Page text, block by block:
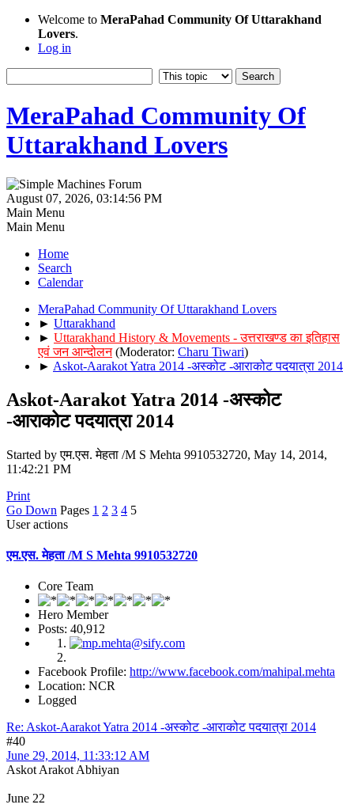
Welcome to MeraPahad Community Of Uttarakhand
Lovers.
Log in
MeraPahad Community Of
Uttarakhand Lovers
August 07, 2026, 03:14:56 PM
Main Menu
Main Menu
Home
Search
Calendar
MeraPahad Community Of Uttarakhand Lovers
► Uttarakhand
► Uttarakhand History & Movements - उत्तराखण्ड का इतिहास
एवं जन आन्दोलन (Moderator: Charu Tiwari)
► Askot-Aarakot Yatra 2014 -अस्कोट -आराकोट पदयात्रा 2014
Askot-Aarakot Yatra 2014 -अस्कोट
-आराकोट पदयात्रा 2014
Started by एम.एस. मेहता /M S Mehta 9910532720, May 14, 2014,
11:42:21 PM
Print
Go Down Pages 1 2 3 4 5
User actions
एम.एस. मेहता /M S Mehta 9910532720
Core Team
Hero Member
Posts: 40,912
Facebook Profile: http://www.facebook.com/mahipal.mehta
Location: NCR
Logged
Re: Askot-Aarakot Yatra 2014 -अस्कोट -आराकोट पदयात्रा 2014
#40
June 29, 2014, 11:33:12 AM
Askot Arakot Abhiyan
June 22